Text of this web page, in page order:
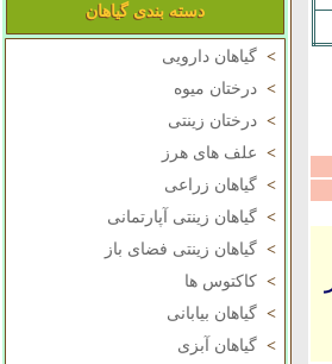
دسته بندی گیاهان
> گیاهان دارویی
> درختان میوه
> درختان زینتی
> علف های هرز
> گیاهان زراعی
> گیاهان زینتی آپارتمانی
> گیاهان زینتی فضای باز
> کاکتوس ها
> گیاهان بیابانی
> گیاهان آبزی